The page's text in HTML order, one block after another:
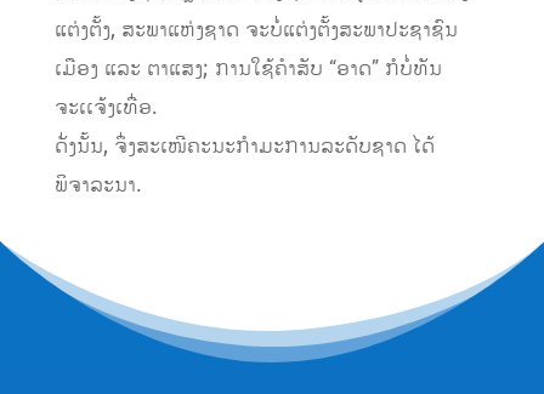
ແຕ່ງຕັ້ງ, ສະພາແຫ່ງຊາດ ຈະບໍ່ແຕ່ງຕັ້ງສະພາປະຊາຊົນ
ເມືອງ ແລະ ຕາແສງ; ການໃຊ້ຄຳສັບ “ອາດ” ກໍບໍ່ທັນ
ຈະເເຈ້ງເທື່ອ.
ດັ່ງນັ້ນ, ຈຶ່ງສະເໜີຄະນະກຳມະການລະດັບຊາດ ໄດ້
ພິຈາລະນາ.